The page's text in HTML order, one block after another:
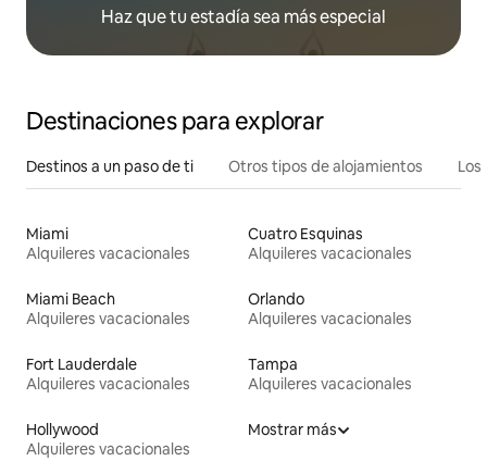
Haz que tu estadía sea más especial
Destinaciones para explorar
Destinos a un paso de ti Otros tipos de alojamientos
Miami
Alquileres vacacionales
Cuatro Esquinas
Alquileres vacacionales
Miami Beach
Alquileres vacacionales
Orlando
Alquileres vacacionales
Fort Lauderdale
Alquileres vacacionales
Tampa
Alquileres vacacionales
Hollywood
Alquileres vacacionales
Mostrar más